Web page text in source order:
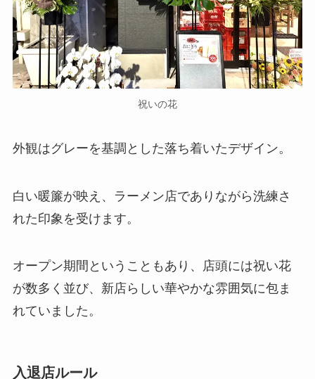
祝いの花
外観はグレーを基調とした落ち着いたデザイン。
白い暖簾が映え、ラーメン店でありながら洗練さ
れた印象を受けます。
オープン期間ということもあり、店頭には祝い花
が数多く並び、新店らしい華やかな雰囲気に包ま
れていました。
入退店ルール